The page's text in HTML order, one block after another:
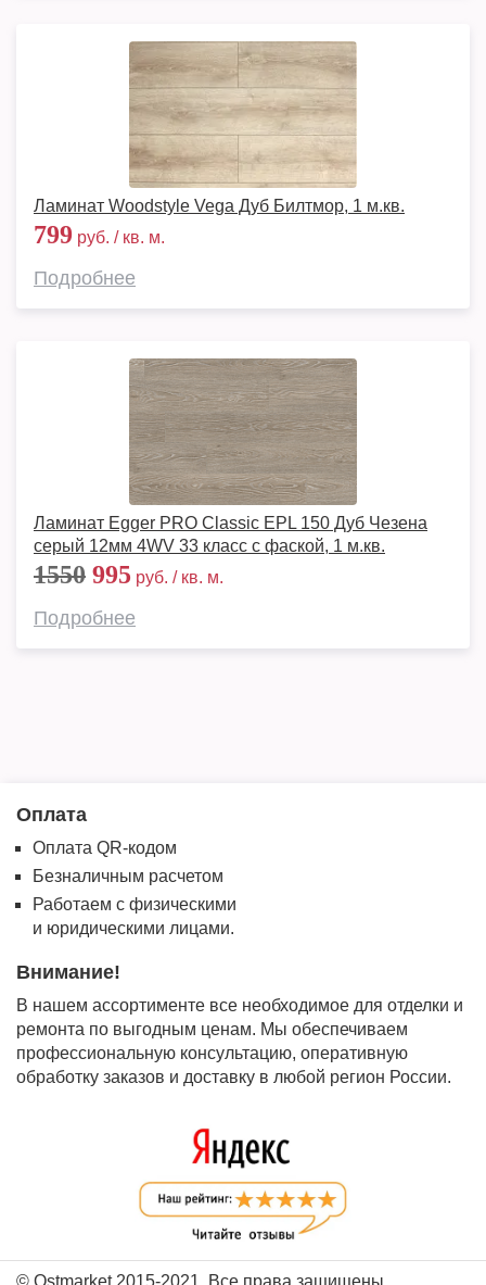
Ламинат Woodstyle Vega Дуб Билтмор, 1 м.кв.
799 руб. / кв. м.
Подробнее
Ламинат Egger PRO Classic EPL 150 Дуб Чезена
серый 12мм 4WV 33 класс с фаской, 1 м.кв.
1550 995 руб. / кв. м.
Подробнее
Оплата
Оплата QR-кодом
Безналичным расчетом
Работаем с физическими
и юридическими лицами.
Внимание!
В нашем ассортименте все необходимое для отделки и
ремонта по выгодным ценам. Мы обеспечиваем
профессиональную консультацию, оперативную
обработку заказов и доставку в любой регион России.
© Ostmarket 2015-2021. Все права защищены.